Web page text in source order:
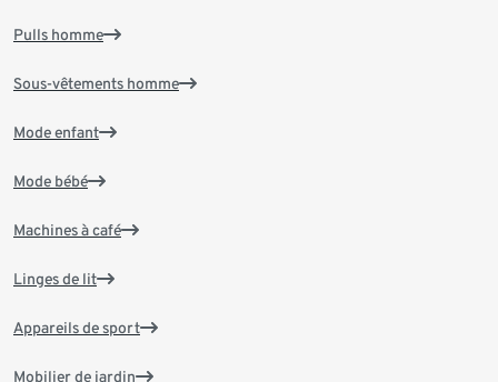
Pulls homme
Sous-vêtements homme
Mode enfant
Mode bébé
Machines à café
Linges de lit
Appareils de sport
Mobilier de jardin